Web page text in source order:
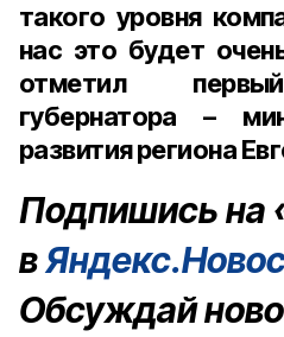
такого уровня
нас это будет
отметил
губернатора –
развития региона
Подпишись на
в
Обсуждай